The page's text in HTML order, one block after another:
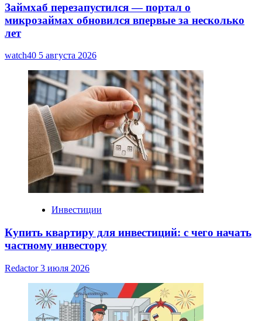
Займхаб перезапустился — портал о
микрозаймах обновился впервые за несколько
лет
watch40 5 августа 2026
Инвестиции
Купить квартиру для инвестиций: с чего начать
частному инвестору
Redactor3 июля 2026